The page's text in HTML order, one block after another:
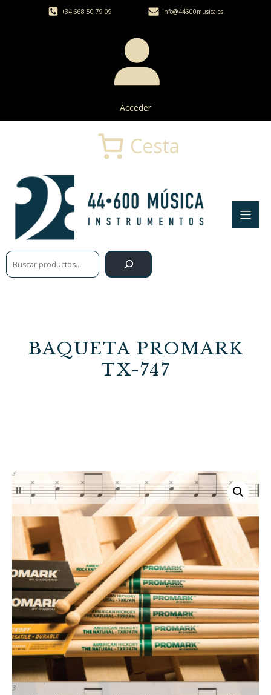
+34 668 50 79 09 info@44600musica.es
Acceder
Buscar
Cesta
BAQUETA PROMARK
TX-747